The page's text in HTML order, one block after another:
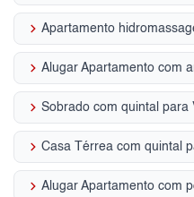
keyboard_arrow_right
keyboard_arrow_right
keyboard_arrow_right
keyboard_arrow_right
keyboard_arrow_right